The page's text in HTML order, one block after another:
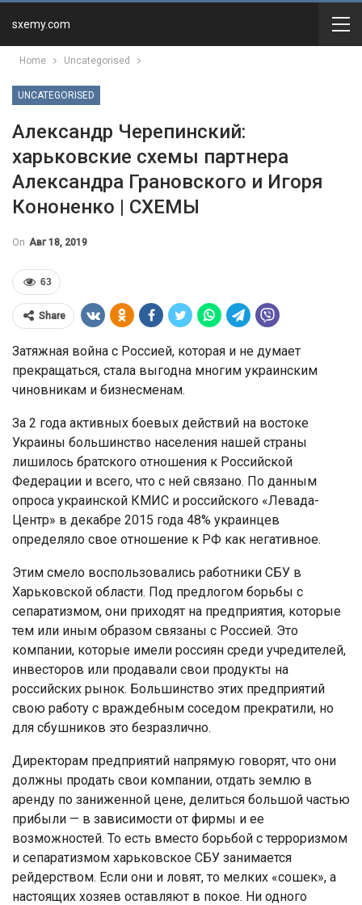
sxemy.com
Home Uncategorised
UNCATEGORISED
Александр Черепинский:
харьковские схемы партнера
Александра Грановского и Игоря
Кононенко | СХЕМЫ
On Авг 18, 2019
63
Share
Затяжная война с Россией, которая и не думает
прекращаться, стала выгодна многим украинским
чиновникам и бизнесменам.
За 2 года активных боевых действий на востоке
Украины большинство населения нашей страны
лишилось братского отношения к Российской
Федерации и всего, что с ней связано. По данным
опроса украинской КМИС и российского «Левада-
Центр» в декабре 2015 года 48% украинцев
определяло свое отношение к РФ как негативное.
Этим смело воспользовались работники СБУ в
Харьковской области. Под предлогом борьбы с
сепаратизмом, они приходят на предприятия, которые
тем или иным образом связаны с Россией. Это
компании, которые имели россиян среди учредителей,
инвесторов или продавали свои продукты на
российских рынок. Большинство этих предприятий
свою работу с враждебным соседом прекратили, но
для сбушников это безразлично.
Директорам предприятий напрямую говорят, что они
должны продать свои компании, отдать землю в
аренду по заниженной цене, делиться большой частью
прибыли — в зависимости от фирмы и ее
возможностей. То есть вместо борьбой с терроризмом
и сепаратизмом харьковское СБУ занимается
рейдерством. Если они и ловят, то мелких «сошек», а
настоящих хозяев оставляют в покое. Ни одного